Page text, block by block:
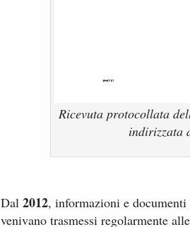
Ricevuta protocollata
indirizzata
Dal 2012, informazioni e
venivano trasmessi regolarmente alle